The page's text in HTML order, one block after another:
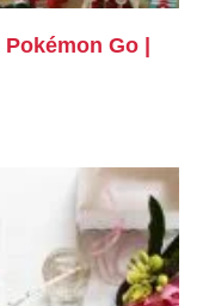
Go |